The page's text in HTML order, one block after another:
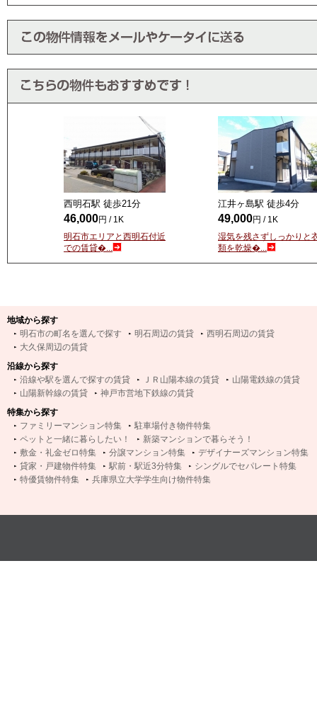
西明石駅 徒歩21分
46,000円 / 1K
明石市エリアと西明石付近
での賃貸�...
江井ヶ島駅 徒歩4分
49,000円 / 1K
湿気を残さずしっかりと
類を乾燥�...
地域から探す
明石市の町名を選んで探す
明石周辺の賃貸
西明石周辺の賃貸
大久保周辺の賃貸
沿線から探す
沿線や駅を選んで探すの賃貸
ＪＲ山陽本線の賃貸
山陽電鉄線の賃貸
山陽新幹線の賃貸
神戸市営地下鉄線の賃貸
特集から探す
ファミリーマンション特集
駐車場付き物件特集
ペットと一緒に暮らしたい！
新築マンションで暮らそう！
敷金・礼金ゼロ特集
分譲マンション特集
デザイナーズマンション特集
貸家・戸建物件特集
駅前・駅近3分特集
シングルでセパレート特集
特優賃物件特集
兵庫県立大学学生向け物件特集